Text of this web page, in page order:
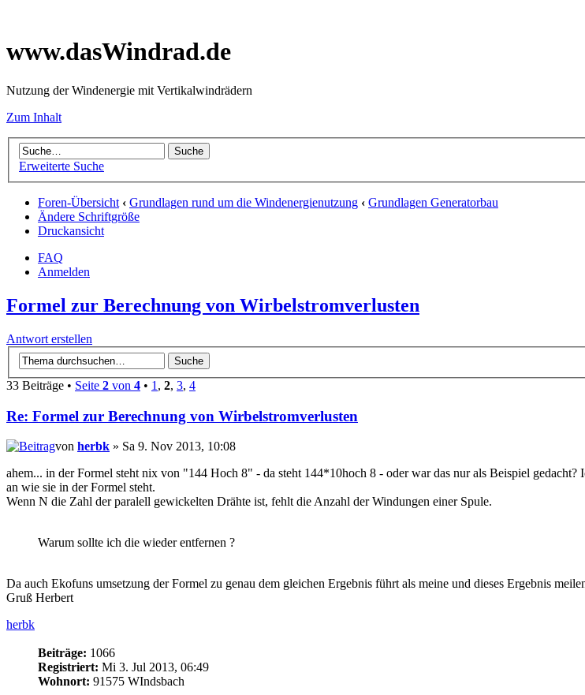
www.dasWindrad.de
Nutzung der Windenergie mit Vertikalwindrädern
Zum Inhalt
Erweiterte Suche
Foren-Übersicht ‹ Grundlagen rund um die Windenergienutzung ‹ Grundlagen Generatorbau
Ändere Schriftgröße
Druckansicht
FAQ
Anmelden
Formel zur Berechnung von Wirbelstromverlusten
Antwort erstellen
33 Beiträge • Seite 2 von 4 • 1 , 2, 3, 4
Re: Formel zur Berechnung von Wirbelstromverlusten
von herbk » Sa 9. Nov 2013, 10:08
ahem... in der Formel steht nix von "144 Hoch 8" - da steht 144*10hoch 8 - oder war das nur als Beispiel
an wie sie in der Formel steht.
Wenn N die Zahl der paralell gewickelten Drähte ist, fehlt die Anzahl der Windungen einer Spule.
Warum sollte ich die wieder entfernen ?
Da auch Ekofuns umsetzung der Formel zu genau dem gleichen Ergebnis führt als meine und dieses Ergebnis
Gruß Herbert
herbk
Beiträge: 1066
Registriert: Mi 3. Jul 2013, 06:49
Wohnort: 91575 WIndsbach